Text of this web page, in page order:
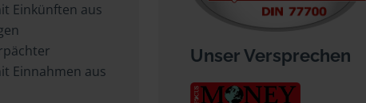
Einkünften aus
Einnahmen aus
Unser Versprechen